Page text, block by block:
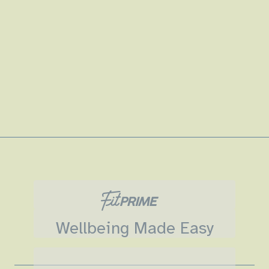
Wellbeing Made Easy